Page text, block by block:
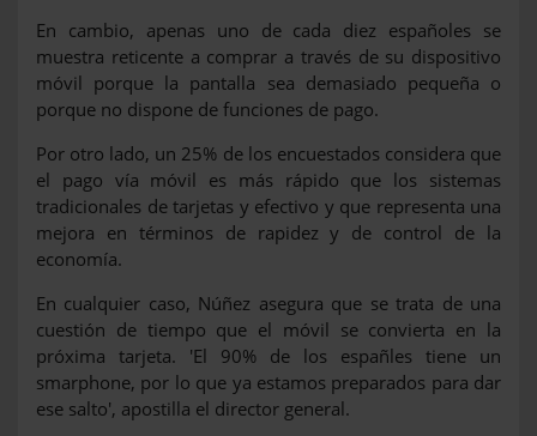
En cambio, apenas uno de cada diez españoles se
muestra reticente a comprar a través de su dispositivo
móvil porque la pantalla sea demasiado pequeña o
porque no dispone de funciones de pago.
Por otro lado, un 25% de los encuestados considera que
el pago vía móvil es más rápido que los sistemas
tradicionales de tarjetas y efectivo y que representa una
mejora en términos de rapidez y de control de la
economía.
En cualquier caso, Núñez asegura que se trata de una
cuestión de tiempo que el móvil se convierta en la
próxima tarjeta. 'El 90% de los españles tiene un
smarphone, por lo que ya estamos preparados para dar
ese salto', apostilla el director general.